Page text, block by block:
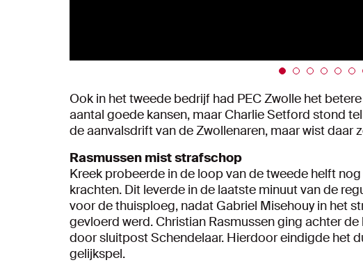
Ook in het tweede bedrijf had PEC Zwolle het
aantal goede kansen, maar Charlie Setford stond
de aanvalsdrift van de Zwollenaren, maar wist daar
Rasmussen mist strafschop
Kreek probeerde in de loop van de tweede helft
krachten. Dit leverde in de laatste minuut van de
voor de thuisploeg, nadat Gabriel Misehouy in het
gevloerd werd. Christian Rasmussen ging achter
door sluitpost Schendelaar. Hierdoor eindigde het
gelijkspel.